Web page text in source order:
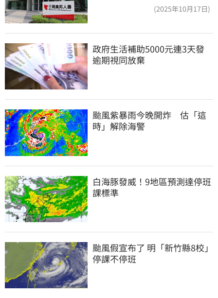
(2025年10月17日)
政府生活補助5000元連3天發
逾期視同放棄
颱風紫暴雨今晚開炸　估「這
時」解除海警
白海豚發威！9地區預測達停班
課標準
颱風假宣布了 明「新竹縣8校」
停課不停班